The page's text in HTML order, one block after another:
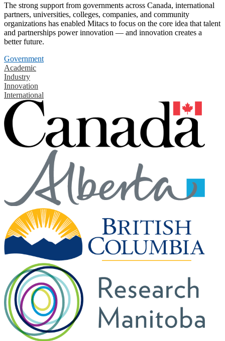
The strong support from governments across Canada, international
partners, universities, colleges, companies, and community
organizations has enabled Mitacs to focus on the core idea that talent
and partnerships power innovation — and innovation creates a
better future.
Government
Academic
Industry
Innovation
International